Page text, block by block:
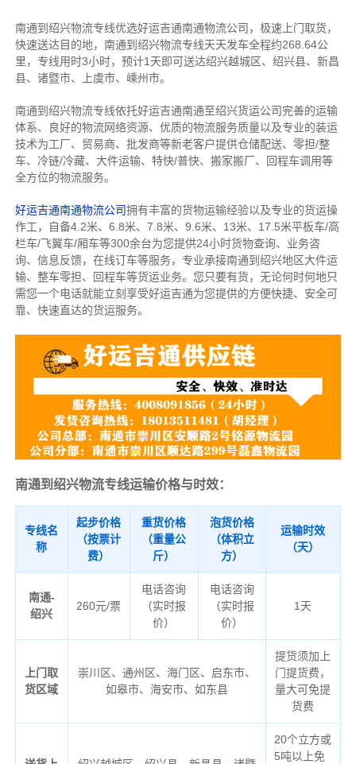
南通到绍兴物流专线优选好运吉通南通物流公司，极速上门取货，
快速送达目的地，南通到绍兴物流专线天天发车全程约268.64公
里，专线用时3小时，预计1天即可送达绍兴越城区、绍兴县、新昌
县、诸暨市、上虞市、嵊州市。
南通到绍兴物流专线依托好运吉通南通至绍兴货运公司完善的运输
体系、良好的物流网络资源、优质的物流服务质量以及专业的装运
技术为工厂、贸易商、批发商等新老客户提供仓储配送、零担/整
车、冷链/冷藏、大件运输、特快/普快、搬家搬厂、回程车调用等
全方位的物流服务。
好运吉通南通物流公司拥有丰富的货物运输经验以及专业的货运操
作工，自备4.2米、6.8米、7.8米、9.6米、13米、17.5米平板车/高
栏车/飞翼车/厢车等300余台为您提供24小时货物查询、业务咨
询、信息反馈，在线订车等服务， 专业承接南通到绍兴地区大件运
输、整车零担、回程车等货运业务。 您只要有货，无论何时何地只
需您一个电话就能立刻享受好运吉通为您提供的方便快捷、安全可
靠、快速直达的货运服务。
南通到绍兴物流专线运输价格与时效：
专线名
称
起步价格
（按票计
费）
重货价格
（重量公
斤）
泡货价格
（体积立
方）
运输时效
（天）
南通-
绍兴
260元/票
电话咨询
（实时报
价）
电话咨询
（实时报
价）
1天
上门取
货区域
崇川区、通州区、海门区、启东市、
如皋市、海安市、如东县
提货须加上
门提货费，
量大可免提
货费
20个立方或
5吨以上免